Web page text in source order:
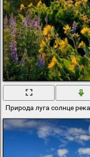
Природа луга солнце